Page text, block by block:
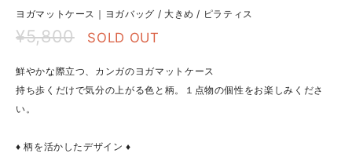
ヨガマットケース｜ヨガバッグ / 大きめ / ピラティス
¥5,800 SOLD OUT
鮮やかな際立つ、カンガのヨガマットケース
持ち歩くだけで気分の上がる色と柄。１点物の個性をお楽しみくださ
い。
♦ 柄を活かしたデザイン ♦